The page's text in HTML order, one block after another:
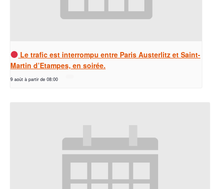
Le trafic est interrompu entre Paris Austerlitz et Saint-
Martin d’Etampes, en soirée.
9 août à partir de 08:00